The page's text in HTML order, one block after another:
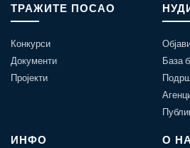
ТРАЖИТЕ ПОСАО
Конкурси
Документи
Пројекти
База
ИНФО О